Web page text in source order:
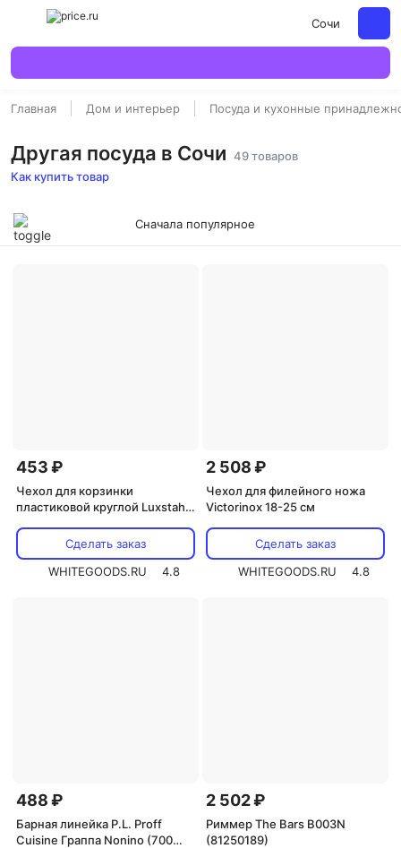
Сочи
Главная Дом и интерьер Посуда и кухонные
Другая посуда в Сочи 49 товаров
Как купить товар
Сначала популярное
453 ₽
Чехол для корзинки
пластиковой круглой Luxstahl
Сделать заказ
WHITEGOODS.RU
4.8
2 508 ₽
Чехол для филейного ножа
Victorinox 18-25 см
Сделать заказ
WHITEGOODS.RU
4.8
488 ₽
Барная линейка P.L. Proff
Cuisine Граппа Nonino (700
2 502 ₽
Риммер The Bars B003N
(81250189)